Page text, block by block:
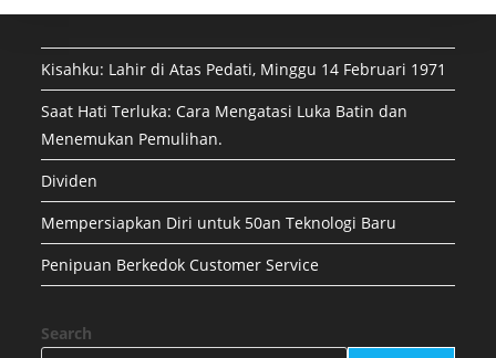
Kisahku: Lahir di Atas Pedati, Minggu 14 Februari 1971
Saat Hati Terluka: Cara Mengatasi Luka Batin dan
Menemukan Pemulihan.
Dividen
Mempersiapkan Diri untuk 50an Teknologi Baru
Penipuan Berkedok Customer Service
Search